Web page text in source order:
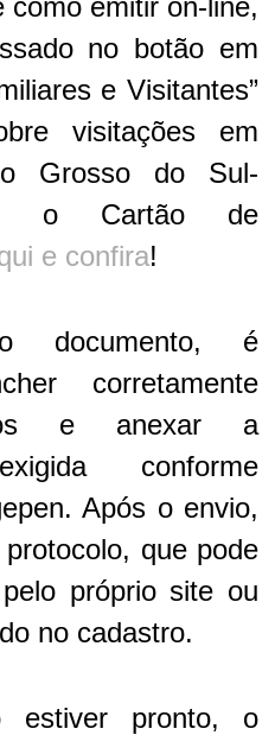
como emitir on-line,
no botão em
e Visitantes”
visitações em
Grosso do Sul-
o Cartão de
e confira!
documento, é
corretamente
e anexar a
conforme
Após o envio,
que pode
próprio site ou
no cadastro.
estiver pronto, o